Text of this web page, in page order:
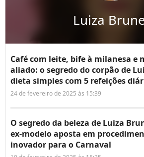
Luiza
Café com leite, bife à milanesa e
aliado: o segredo do corpão de
dieta simples com 5 refeições
24 de fevereiro de 2025 às 15:39
O segredo da beleza de Luiza
ex-modelo aposta em
inovador para o Carnaval